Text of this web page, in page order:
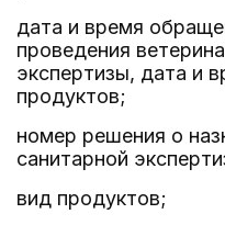
дата и время
проведения
экспертизы, дата и
продуктов;
номер решения о
санитарной
вид продуктов;